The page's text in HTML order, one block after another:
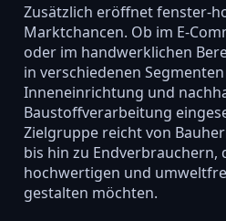
Zusätzlich eröffnet fenster-
Marktchancen. Ob im E-
oder im handwerklichen
in verschiedenen
Inneneinrichtung und
Baustoffverarbeitung
Zielgruppe reicht von
bis hin zu Endverbrauchern,
hochwertigen und
gestalten möchten.